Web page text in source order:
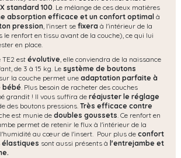
standard 100 . Le mélange de ces deux matières
absorption efficace et un confort optimal à
pression , l'insert se fixera à l'intérieur de la
le renfort en tissu avant de la couche), ce qui lui
en place.
TE2 estévolutive, elle conviendra de la naissance
de 3 à 15 kg. Le système de boutons
la couche permet une adaptation parfaite à
bébé. Plus besoin de racheter des couches
grandit ! Il vous suffira de réajuster le réglage
des boutons pressions.Très efficace contre
est munie de doubles goussets. Ce renfort en
permet de retenir le flux à l'intérieur de la
au cœur de l'insert. Pour plus de confort
élastiques sont aussi présents à l'entrejambe et